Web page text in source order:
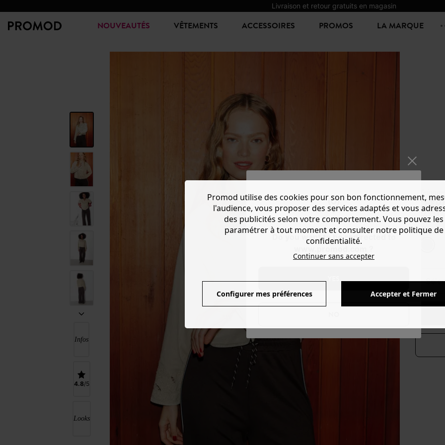
Livraison et retour gratuits en magasin
Do you want to be redirected to
NOUVEAUTÉS VÊTEMENTS ACCESSOIRES PROMOS LA MARQUE
Infos
4.8
Looks
22,99 €-
Couleur :
Promod utilise des cookies pour son bon fonctionnement,
l'audience, vous proposer des services adaptés et vous
des publicités selon votre comportement. Vous pouvez les
paramétrer à tout moment et consulter notre politique de
confidentialité.
Continuer sans accepter
Configurer mes préférences Accepter et Fermer